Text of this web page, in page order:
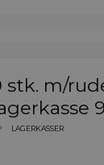
stk. m/
LAGERKASSER